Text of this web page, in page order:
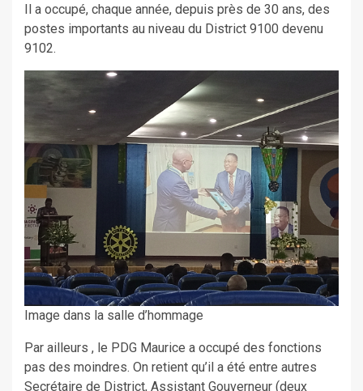
Il a occupé, chaque année, depuis près de 30 ans, des
postes importants au niveau du District 9100 devenu
9102.
Image dans la salle d’hommage
Par ailleurs , le PDG Maurice a occupé des fonctions
pas des moindres. On retient qu’il a été entre autres
Secrétaire de District, Assistant Gouverneur (deux